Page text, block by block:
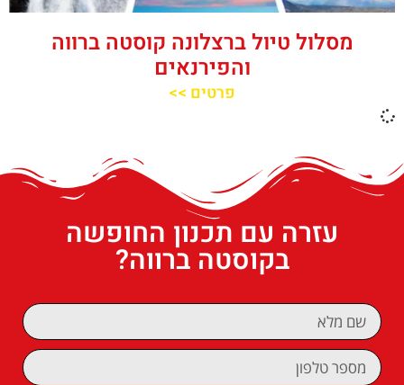
מסלול טיול ברצלונה קוסטה ברווה
והפירנאים
פרטים >>
עזרה עם תכנון החופשה
בקוסטה ברווה?